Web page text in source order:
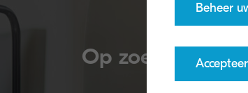
Op zoek naar
Beheer